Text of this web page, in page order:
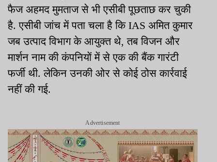
फैज अहमद मुमताज से भी एसीबी पूछताछ कर चुकी
है. एसीबी जांच में पता चला है कि IAS अमित कुमार
जब उत्पाद विभाग के आयुक्त थे, तब विजन और
मार्शन नाम की कंपनियों में से एक की बैंक गारंटी
फर्जी थी. लेकिन उनकी ओर से कोई ठोस कार्रवाई
नहीं की गई.
Advertisement